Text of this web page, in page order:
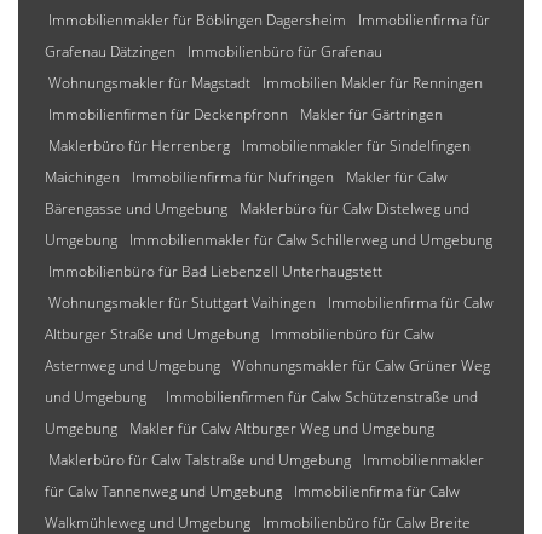
Immobilienmakler für Böblingen Dagersheim
Immobilienfirma für
Grafenau Dätzingen
Immobilienbüro für Grafenau
Wohnungsmakler für Magstadt
Immobilien Makler für Renningen
Immobilienfirmen für Deckenpfronn
Makler für Gärtringen
Maklerbüro für Herrenberg
Immobilienmakler für Sindelfingen
Maichingen
Immobilienfirma für Nufringen
Makler für Calw
Bärengasse und Umgebung
Maklerbüro für Calw Distelweg und
Umgebung
Immobilienmakler für Calw Schillerweg und Umgebung
Immobilienbüro für Bad Liebenzell Unterhaugstett
Wohnungsmakler für Stuttgart Vaihingen
Immobilienfirma für Calw
Altburger Straße und Umgebung
Immobilienbüro für Calw
Asternweg und Umgebung Wohnungsmakler für Calw Grüner Weg
und Umgebung
Immobilienfirmen für Calw Schützenstraße und
Umgebung
Makler für Calw Altburger Weg und Umgebung
Maklerbüro für Calw Talstraße und Umgebung
Immobilienmakler
für Calw Tannenweg und Umgebung
Immobilienfirma für Calw
Walkmühleweg und Umgebung
Immobilienbüro für Calw Breite